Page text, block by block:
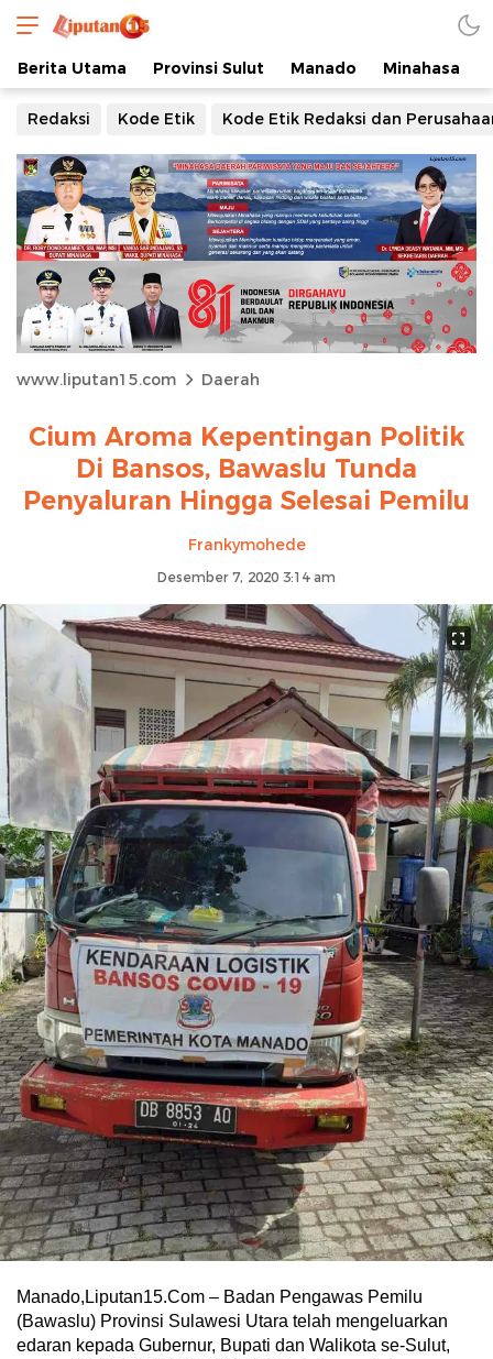
Berita Utama Provinsi Sulut Manado Minahasa
Redaksi Kode Etik Kode Etik Redaksi dan
www.liputan15.com Daerah
Cium Aroma Kepentingan Politik
Di Bansos, Bawaslu Tunda
Penyaluran Hingga Selesai Pemilu
Frankymohede
Desember 7, 2020 3:14 am
Manado,Liputan15.Com – Badan Pengawas Pemilu
(Bawaslu) Provinsi Sulawesi Utara telah mengeluarkan
edaran kepada Gubernur, Bupati dan Walikota se-Sulut,